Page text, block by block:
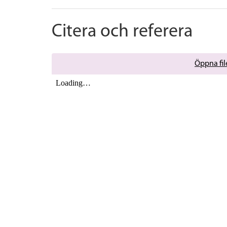
Citera och referera
Öppna